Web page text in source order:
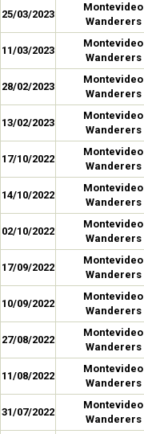
25/03/2023
Montevideo
Wanderers
11/03/2023
Montevideo
Wanderers
28/02/2023
Montevideo
Wanderers
13/02/2023
Montevideo
Wanderers
17/10/2022
Montevideo
Wanderers
14/10/2022
Montevideo
Wanderers
02/10/2022
Montevideo
Wanderers
17/09/2022
Montevideo
Wanderers
10/09/2022
Montevideo
Wanderers
27/08/2022
Montevideo
Wanderers
11/08/2022
Montevideo
Wanderers
31/07/2022
Montevideo
Wanderers